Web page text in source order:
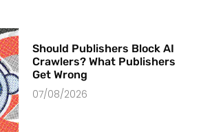
Should Publishers Block AI
Crawlers? What Publishers
Get Wrong
07/08/2026